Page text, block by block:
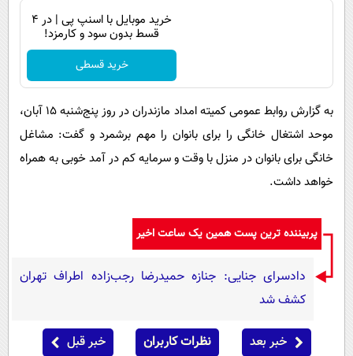
خرید موبایل با اسنپ پی | در ۴
قسط بدون سود و کارمزد!
خرید قسطی
به گزارش روابط عمومی کمیته امداد مازندران در روز پنج‌شنبه ۱۵ آبان،
موحد اشتغال خانگی را برای بانوان را مهم برشمرد و گفت: مشاغل
خانگی برای بانوان در منزل با وقت و سرمایه کم در آمد خوبی به همراه
خواهد داشت.
پربیننده ترین پست همین یک ساعت اخیر
دادسرای جنایی: جنازه حمیدرضا رجب‌زاده اطراف تهران
کشف شد
خبر بعد نظرات کاربران خبر قبل